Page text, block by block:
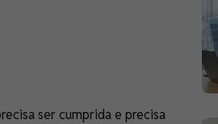
ser cumprida e precisa